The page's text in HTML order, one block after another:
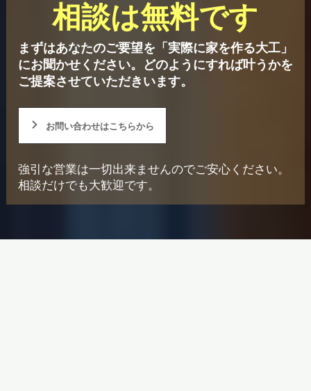
相談は無料です
まずはあなたのご要望を「実際に家を作る大工」
にお聞かせください。
どのようにすれば叶うかを
ご提案させていただきいます。
お問い合わせはこちらから
強引な営業は一切出来ませんのでご安心ください。
相談だけでも大歓迎です。